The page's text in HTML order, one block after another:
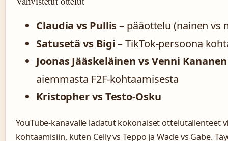
Claudia vs Pullis– pääottelu (nainen vs
Satusetä vs Bigi– TikTok-persoona
Joonas Jääskeläinen vs Venni Kananen
aiemmasta F2F-kohtaamisesta
Kristopher vs Testo-Osku
YouTube-kanavalle ladatut kokonaiset ottelutallenteet
kohtaamisiin, kuten Celly vs Teppo ja Wade vs Gabe.